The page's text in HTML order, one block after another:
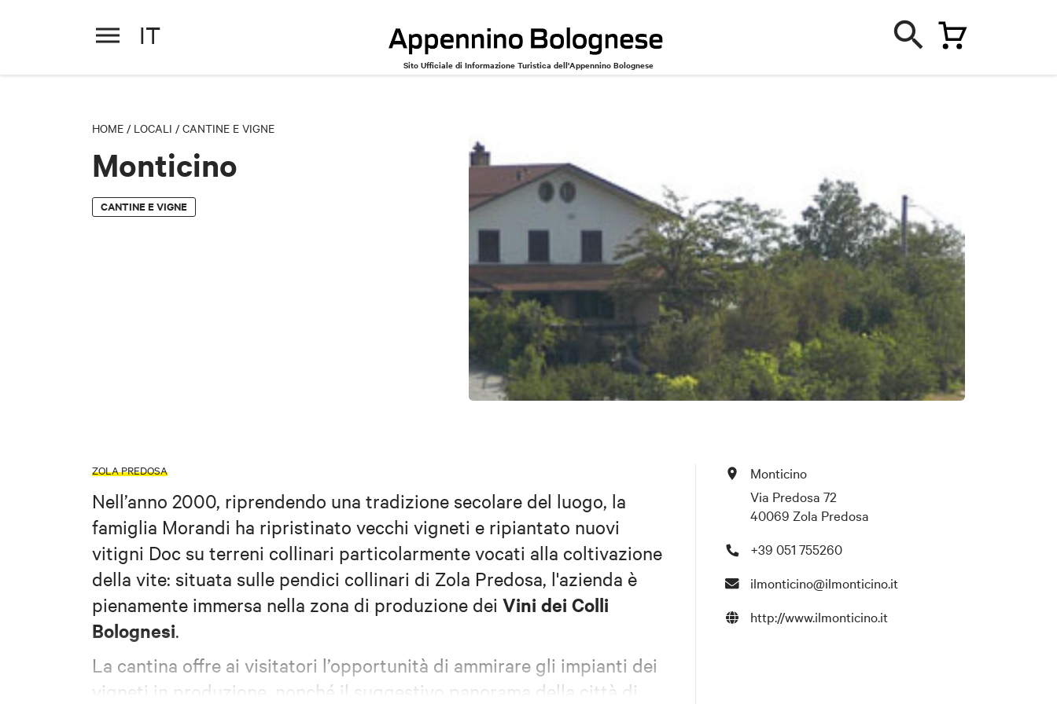
IT
Sito Ufficiale di Informazione Turistica dell'Appennino Bolognese
HOME / LOCALI / CANTINE E VIGNE
Monticino
CANTINE E VIGNE
ZOLA PREDOSA
Nell’anno 2000, riprendendo una tradizione secolare del luogo, la
famiglia Morandi ha ripristinato vecchi vigneti e ripiantato nuovi
vitigni Doc su terreni collinari particolarmente vocati alla coltivazione
della vite: situata sulle pendici collinari di Zola Predosa, l'azienda è
pienamente immersa nella zona di produzione dei Vini dei Colli
Bolognesi.
La cantina offre ai visitatori l’opportunità di ammirare gli impianti dei
vigneti in produzione, nonché il suggestivo panorama della città di
Monticino
Via Predosa 72
40069 Zola Predosa
+39 051 755260
ilmonticino@ilmonticino.it
http://www.ilmonticino.it